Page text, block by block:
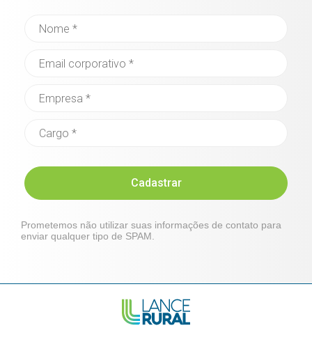
Cadastrar
Prometemos não utilizar suas informações de contato para
enviar qualquer tipo de SPAM.